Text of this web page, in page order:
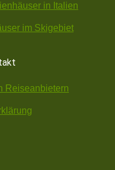
in Italien
im Skigebiet
Reiseanbietern